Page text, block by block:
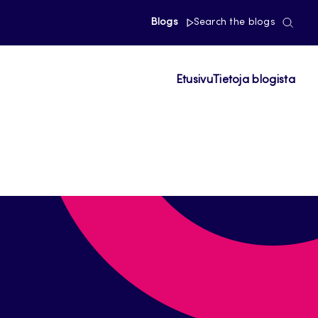
Blogs Search the blogs
EtusivuTietoja blogista